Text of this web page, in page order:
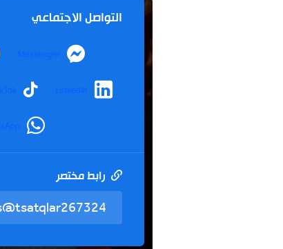
التواصل الاجتماعي
Messenger
LinkedIn
رابط مختصر